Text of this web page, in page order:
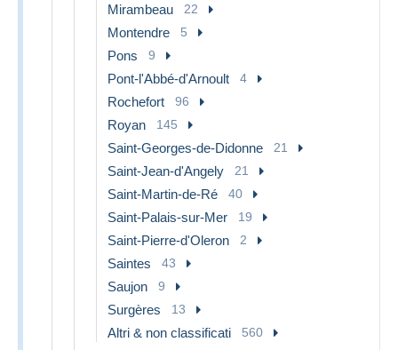
Mirambeau 22
Montendre 5
Pons 9
Pont-l'Abbé-d'Arnoult 4
Rochefort 96
Royan 145
Saint-Georges-de-Didonne 21
Saint-Jean-d'Angely 21
Saint-Martin-de-Ré 40
Saint-Palais-sur-Mer 19
Saint-Pierre-d'Oleron 2
Saintes 43
Saujon 9
Surgères 13
Altri & non classificati 560